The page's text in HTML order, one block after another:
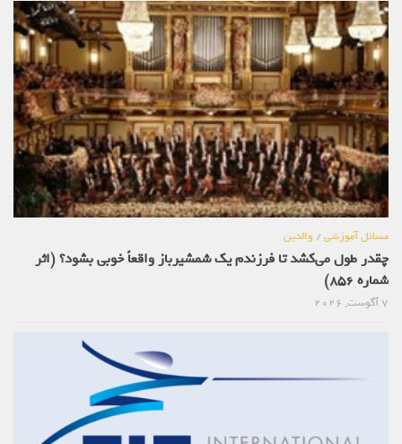
مسائل آموزشی/والدین
چقدر طول می‌کشد تا فرزندم یک شمشیرباز واقعاً خوبی بشود؟ (اثر
شماره 856)